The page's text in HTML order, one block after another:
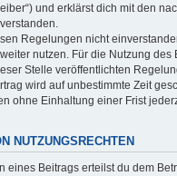
und erklärst dich mit den
Regelungen nicht
nutzen. Für die Nutzung des
Stelle veröffentlichten
wird auf unbestimmte Zeit
ohne Einhaltung einer Frist
NUTZUNGSRECHTEN
eines Beitrags erteilst du dem